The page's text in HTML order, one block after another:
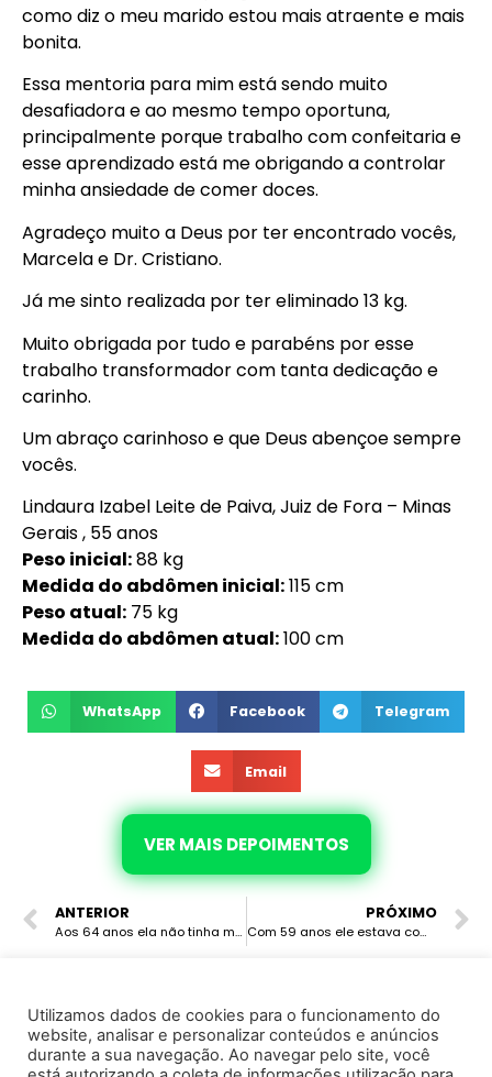
como diz o meu marido estou mais atraente e mais
bonita.
Essa mentoria para mim está sendo muito
desafiadora e ao mesmo tempo oportuna,
principalmente porque trabalho com confeitaria e
esse aprendizado está me obrigando a controlar
minha ansiedade de comer doces.
Agradeço muito a Deus por ter encontrado vocês,
Marcela e Dr. Cristiano.
Já me sinto realizada por ter eliminado 13 kg.
Muito obrigada por tudo e parabéns por esse
trabalho transformador com tanta dedicação e
carinho.
Um abraço carinhoso e que Deus abençoe sempre
vocês.
Lindaura Izabel Leite de Paiva, Juiz de Fora – Minas
Gerais , 55 anos
Peso inicial:88 kg
Medida do abdômen inicial:115 cm
Peso atual: 75 kg
Medida do abdômen atual:100 cm
WhatsApp Facebook Telegram
Email
VER MAIS DEPOIMENTOS
ANTERIOR
Aos 64 anos ela não tinha muito peso para eliminar, aprendeu a combinação correta dos alimentos, reprogramou seus hormônios e eliminou 5 kg, hoje não tem dor no estômago, melhorou a retenção de líquido e o intestino preso.
PRÓXIMO
Com 59 anos ele estava com mais de 130 kg, tinha indisposição, dormia mal, ele virou a chave com o Emagrecimento Hormonal e eliminou 10.3 kg, hoje melhorou a disposição, dorme melhor e se sente bem.
© 2022 · Marcela Avila · Todos os direitos reservados
Utilizamos dados de cookies para o funcionamento do
website, analisar e personalizar conteúdos e anúncios
durante a sua navegação. Ao navegar pelo site, você